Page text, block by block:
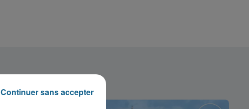
Continuer sans accepter